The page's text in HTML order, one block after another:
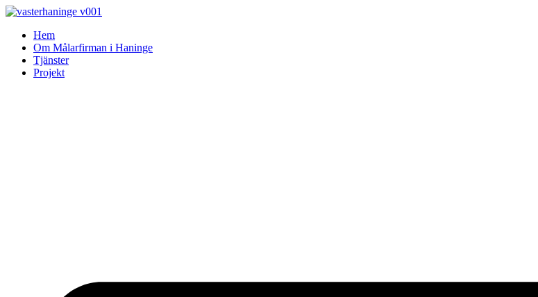
Skip
contentHem
Om Målarfirman i Haninge
Tjänster
Projekt